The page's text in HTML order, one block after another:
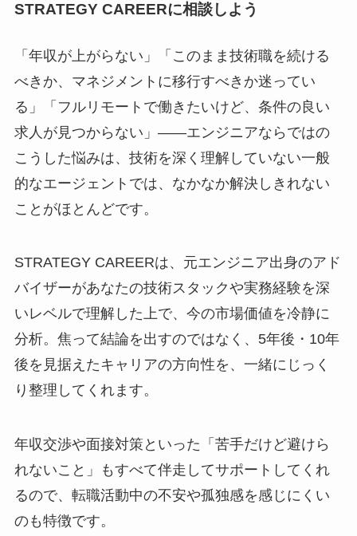
STRATEGY CAREERに相談しよう
「年収が上がらない」「このまま技術職を続ける
べきか、マネジメントに移行すべきか迷ってい
る」「フルリモートで働きたいけど、条件の良い
求人が見つからない」――エンジニアならではの
こうした悩みは、技術を深く理解していない一般
的なエージェントでは、なかなか解決しきれない
ことがほとんどです。
STRATEGY CAREERは、元エンジニア出身のアド
バイザーがあなたの技術スタックや実務経験を深
いレベルで理解した上で、今の市場価値を冷静に
分析。焦って結論を出すのではなく、5年後・10年
後を見据えたキャリアの方向性を、一緒にじっく
り整理してくれます。
年収交渉や面接対策といった「苦手だけど避けら
れないこと」もすべて伴走してサポートしてくれ
るので、転職活動中の不安や孤独感を感じにくい
のも特徴です。